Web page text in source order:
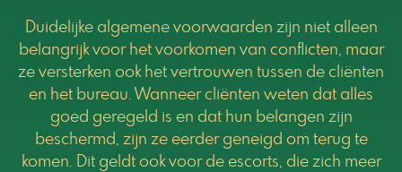
Duidelijke algemene voorwaarden zijn niet alleen
belangrijk voor het voorkomen van conflicten, maar
ze versterken ook het vertrouwen tussen de cliënten
en het bureau. Wanneer cliënten weten dat alles
goed geregeld is en dat hun belangen zijn
beschermd, zijn ze eerder geneigd om terug te
komen. Dit geldt ook voor de escorts, die zich meer